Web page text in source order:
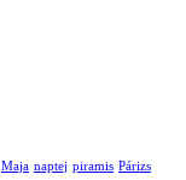
Maja naptej piramis Párizs